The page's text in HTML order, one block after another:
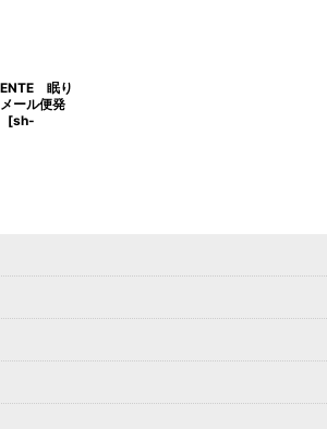
眠り
ール便発
[sh-